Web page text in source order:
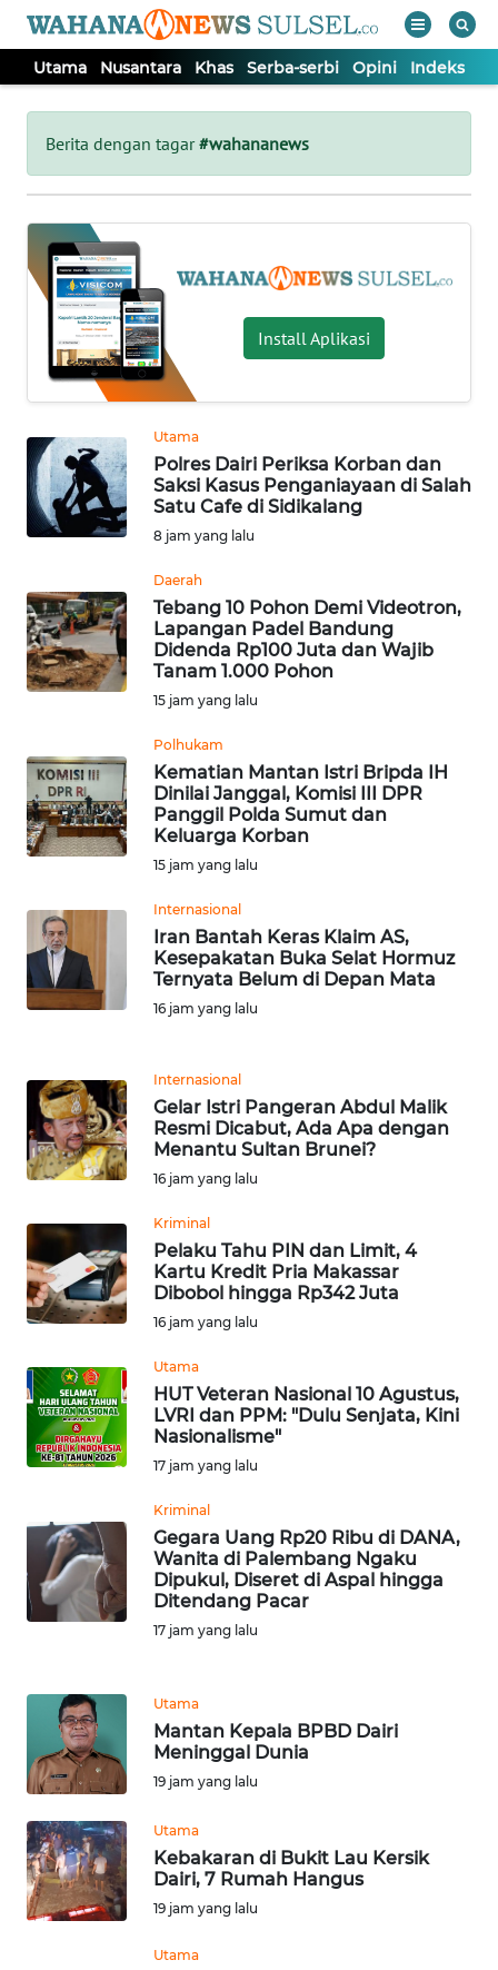
Utama Nusantara Khas Serba-serbi Opini Indeks
Berita dengan tagar#wahananews
Install Aplikasi
Utama
Polres Dairi Periksa Korban dan
Saksi Kasus Penganiayaan di Salah
Satu Cafe di Sidikalang
8 jam yang lalu
Daerah
Tebang 10 Pohon Demi Videotron,
Lapangan Padel Bandung
Didenda Rp100 Juta dan Wajib
Tanam 1.000 Pohon
15 jam yang lalu
Polhukam
Kematian Mantan Istri Bripda IH
Dinilai Janggal, Komisi III DPR
Panggil Polda Sumut dan
Keluarga Korban
15 jam yang lalu
Internasional
Iran Bantah Keras Klaim AS,
Kesepakatan Buka Selat Hormuz
Ternyata Belum di Depan Mata
16 jam yang lalu
Internasional
Gelar Istri Pangeran Abdul Malik
Resmi Dicabut, Ada Apa dengan
Menantu Sultan Brunei?
16 jam yang lalu
Kriminal
Pelaku Tahu PIN dan Limit, 4
Kartu Kredit Pria Makassar
Dibobol hingga Rp342 Juta
16 jam yang lalu
Utama
HUT Veteran Nasional 10 Agustus,
LVRI dan PPM: "Dulu Senjata, Kini
Nasionalisme"
17 jam yang lalu
Kriminal
Gegara Uang Rp20 Ribu di DANA,
Wanita di Palembang Ngaku
Dipukul, Diseret di Aspal hingga
Ditendang Pacar
17 jam yang lalu
Utama
Mantan Kepala BPBD Dairi
Meninggal Dunia
19 jam yang lalu
Utama
Kebakaran di Bukit Lau Kersik
Dairi, 7 Rumah Hangus
19 jam yang lalu
Utama
Tutup
UTAMA
NUSANTARA
KHAS
SERBA-
SERBI
OPINI
Informasi
BERITA
KONTAK
KAMI
IKLAN
TENTANG
KAMI
PEDOMAN
MEDIA
SIBER
REDAKSI
DISCLAIMER
Regional
WN
SUMUT
WN
JAKARTA
WN
WN
BANTEN
WN
WN
KEPRI
WN
WN
PAPUA
BARAT